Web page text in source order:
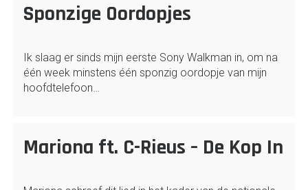
Sponzige Oordopjes
Ik slaag er sinds mijn eerste Sony Walkman in, om na
één week minstens één sponzig oordopje van mijn
hoofdtelefoon…
Mariona ft. C-Rieus – De Kop In